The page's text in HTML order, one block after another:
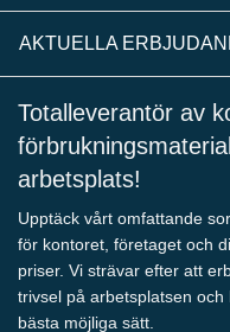
AKTUELLA
Totalleverantör av
arbetsplats!
Upptäck vårt omfattande
för kontoret, företaget och
priser. Vi strävar efter att
trivsel på arbetsplatsen
bästa möjliga sätt.